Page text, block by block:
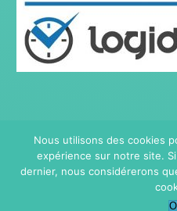
Copyright © 2014- 2026
réservés.
Privium – Des services qui
Nous utilisons des cookies
expérience sur notre site.
dernier, nous considérerons